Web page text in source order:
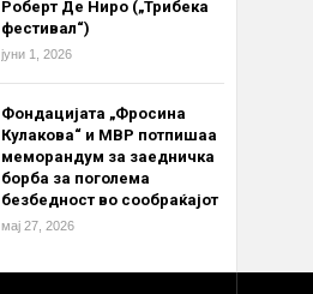
Роберт Де Ниро („Трибека
фестивал“)
јуни 1, 2026
Фондацијата „Фросина
Кулакова“ и МВР потпишаа
меморандум за заедничка
борба за поголема
безбедност во сообраќајот
мај 27, 2026